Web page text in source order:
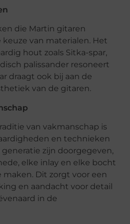
die Martin gitaren
keuze van materialen. Het
hout zoals Sitka-spar,
palissander resoneert
draagt ook bij aan de
van de gitaren.
van vakmanschap is
en technieken
zijn doorgegeven,
elke inlay en elke bocht
maken. Dit zorgt voor een
en aandacht voor detail
in de